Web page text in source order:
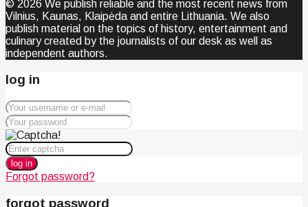
© 2026 We publish reliable and the most recent news from
Vilnius, Kaunas, Klaipėda and entire Lithuania. We also
publish material on the topics of history, entertainment and
culinary created by the journalists of our desk as well as
independent authors.
log in
log in
Forgot password?
forgot password